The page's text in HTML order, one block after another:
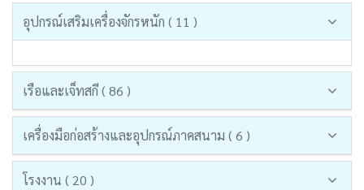
อุปกรณ์เสริมเครื่องจักรหนัก ( 11 )
เรือและเจ็ทสกี ( 86 )
เครื่องมือก่อสร้างและอุปกรณ์ภาคสนาม ( 6 )
โรงงาน ( 20 )